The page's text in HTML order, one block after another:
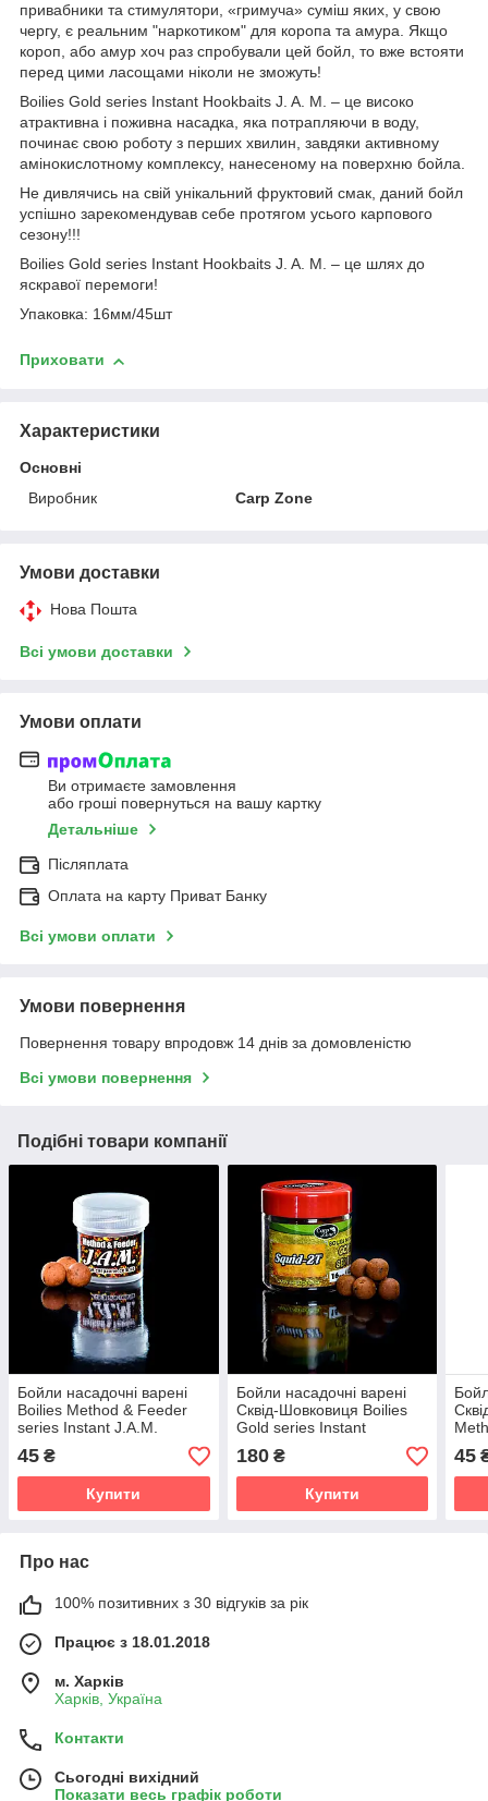
привабники та стимулятори, «гримуча» суміш яких, у свою
чергу, є реальним "наркотиком" для коропа та амура. Якщо
короп, або амур хоч раз спробували цей бойл, то вже встояти
перед цими ласощами ніколи не зможуть!
Boilies Gold series Instant Hookbaits J. A. M. – це високо
атрактивна і поживна насадка, яка потрапляючи в воду,
починає свою роботу з перших хвилин, завдяки активному
амінокислотному комплексу, нанесеному на поверхню бойла.
Не дивлячись на свій унікальний фруктовий смак, даний бойл
успішно зарекомендував себе протягом усього карпового
сезону!!!
Boilies Gold series Instant Hookbaits J. A. M. – це шлях до
яскравої перемоги!
Упаковка: 16мм/45шт
Приховати
Характеристики
Основні
Виробник
Carp Zone
Умови доставки
Нова Пошта
Всі умови доставки
Умови оплати
Ви отримаєте замовлення
або гроші повернуться на вашу картку
Детальніше
Післяплата
Оплата на карту Приват Банку
Всі умови оплати
Умови повернення
Повернення товару впродовж 14 днів за домовленістю
Всі умови повернення
Подібні товари компанії
Бойли насадочні варені
Boilies Method & Feeder
series Instant J.A.M.
11mm/10 pc
45 ₴
Купити
Бойли насадочні варені
Сквід-Шовковиця Boilies
Gold series Instant
Hookbaits Squid-2T
16mm/45pc
180₴
Купити
45
Про нас
100% позитивних з 30 відгуків за рік
Працює з 18.01.2018
м. Харків
Харків, Україна
Контакти
Сьогодні вихідний
Показати весь графік роботи